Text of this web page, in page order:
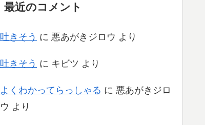
最近のコメント
吐きそう に 悪あがきジロウ より
吐きそう に キビツ より
よくわかってらっしゃる に 悪あがきジロ
ウ より